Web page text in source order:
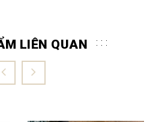
LIÊN QUAN